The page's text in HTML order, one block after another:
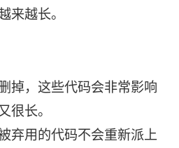
来越长。
掉，这些代码会非常影响
很长。
弃用的代码不会重新派上